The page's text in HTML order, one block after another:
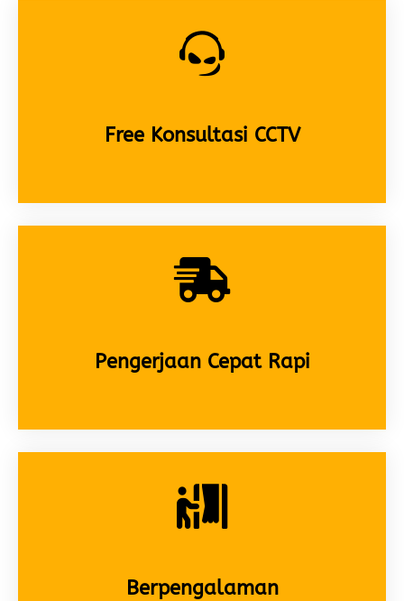
Free Konsultasi CCTV
Pengerjaan Cepat Rapi
Berpengalaman